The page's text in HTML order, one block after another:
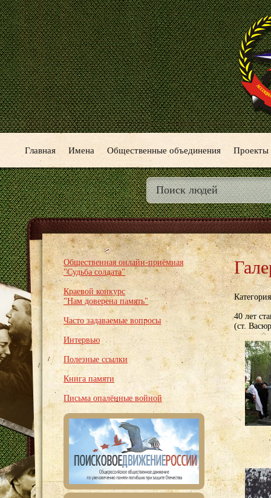
Главная Имена Общественные объединения Проекты
Общественная онлайн-приёмная
"Судьба солдата"
Краевой конкурс
"Нам доверена память"
Часто задаваемые вопросы
Интервью
Полезные ссылки
Книга памяти
Письма опалённые войной
40 лет
(ст.